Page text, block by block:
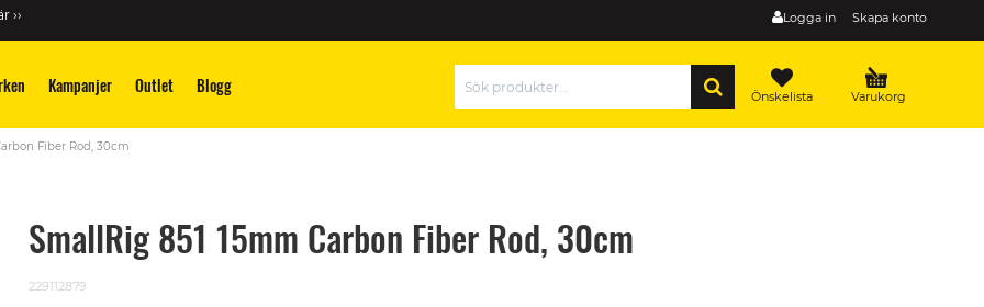
Logga in Skapa konto
››
Kampanjer Outlet Blogg Varukorg
Önskelista
Fiber Rod, 30cm
SmallRig 851 15mm Carbon Fiber Rod, 30cm
229112879